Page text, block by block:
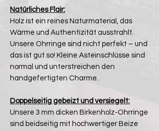
Natürliches Flair:
Holz ist ein reines Naturmaterial, das
Wärme und Authentizität ausstrahlt.
Unsere Ohrringe sind nicht perfekt – und
das ist gut so! Kleine Asteinschlüsse sind
normal und unterstreichen den
handgefertigten Charme.
Doppelseitig gebeizt und versiegelt:
Unsere 3 mm dicken Birkenholz-Ohrringe
sind beidseitig mit hochwertiger Beize